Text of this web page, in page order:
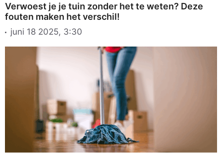
Verwoest je je tuin zonder het te weten? Deze
fouten maken het verschil!
juni 18 2025, 3:30